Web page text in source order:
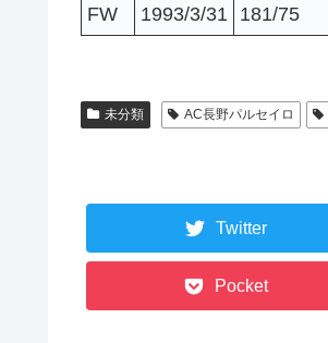
FW 1993/3/31 181/75
未分類 AC長野パルセイロ
Twitter
Pocket